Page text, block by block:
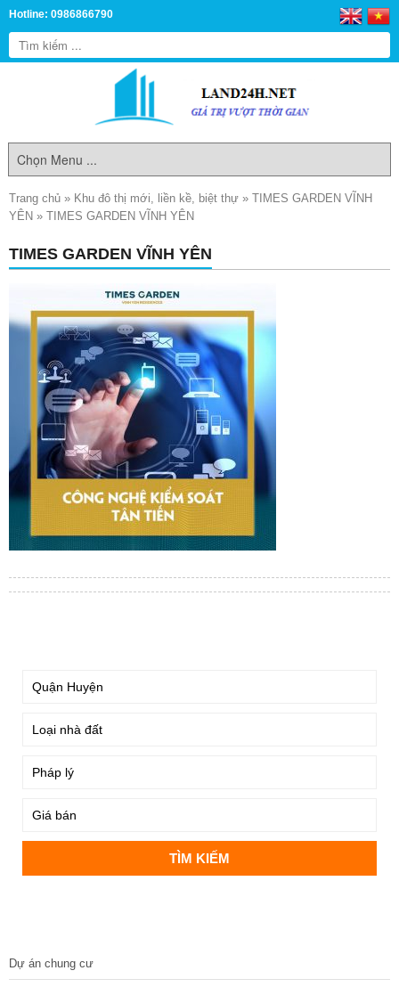
Hotline: 0986866790
Trang chủ » Khu đô thị mới, liền kề, biệt thự » TIMES GARDEN VĨNH
YÊN » TIMES GARDEN VĨNH YÊN
TIMES GARDEN VĨNH YÊN
Dự án chung cư